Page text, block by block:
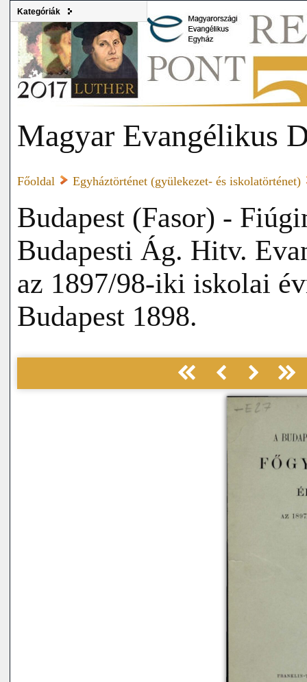
Kategóriák
Magyar Evangélikus
Főoldal Egyháztörténet (gyülekezet- és iskolatörténet)
Budapest (Fasor) -
Budapesti Ág. Hitv.
az 1897/98-iki iskolai
Budapest 1898.